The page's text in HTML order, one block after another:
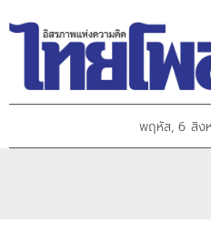
พฤหัส, 6 สิง